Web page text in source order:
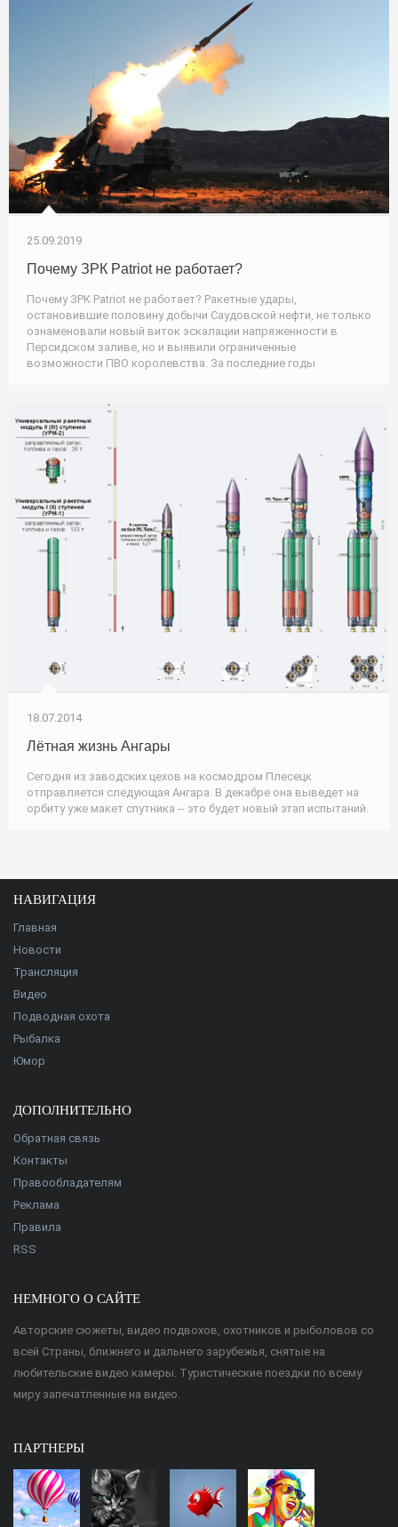
25.09.2019
Почему ЗРК Patriot не работает?
Почему ЗРК Patriot не работает? Ракетные удары,
остановившие половину добычи Саудовской нефти, не только
ознаменовали новый виток эскалации напряженности в
Персидском заливе, но и выявили ограниченные
возможности ПВО королевства. За последние годы
18.07.2014
Лётная жизнь Ангары
Сегодня из заводских цехов на космодром Плесецк
отправляется следующая Ангара. В декабре она выведет на
орбиту уже макет спутника -- это будет новый этап испытаний.
НАВИГАЦИЯ
Главная
Новости
Трансляция
Видео
Подводная охота
Рыбалка
Юмор
ДОПОЛНИТЕЛЬНО
Обратная связь
Контакты
Правообладателям
Реклама
Правила
RSS
НЕМНОГО О САЙТЕ
Авторские сюжеты, видео подвохов, охотников и рыболовов со
всей Страны, ближнего и дальнего зарубежья, снятые на
любительские видео камеры. Туристические поездки по всему
миру запечатленные на видео.
ПАРТНЕРЫ